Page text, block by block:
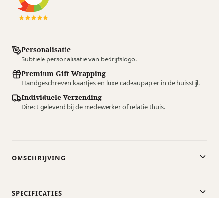
Personalisatie
Subtiele personalisatie van bedrijfslogo.
Premium Gift Wrapping
Handgeschreven kaartjes en luxe cadeaupapier in de huisstijl.
Individuele Verzending
Direct geleverd bij de medewerker of relatie thuis.
OMSCHRIJVING
SPECIFICATIES